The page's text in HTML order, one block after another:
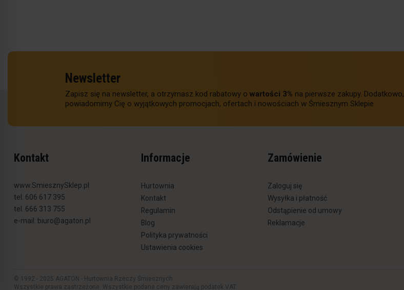
Newsletter
Zapisz się na newsletter, a otrzymasz kod rabatowy o wartości 3% na pierwsze zakupy. Dodatkowo,
powiadomimy Cię o wyjątkowych promocjach, ofertach i nowościach w Śmiesznym Sklepie
Kontakt
www.SmiesznySklep.pl
tel. 606 617 395
tel. 666 313 755
e-mail: biuro@agaton.pl
Informacje
Hurtownia
Kontakt
Regulamin
Blog
Polityka prywatności
Ustawienia cookies
Zamówienie
Zaloguj się
Wysyłka i płatność
Odstąpienie od umowy
Reklamacje
© 1992 - 2025 AGATON - Hurtownia Rzeczy Śmiesznych.
Wszystkie prawa zastrzeżone. Wszystkie podane ceny zawierają podatek VAT.